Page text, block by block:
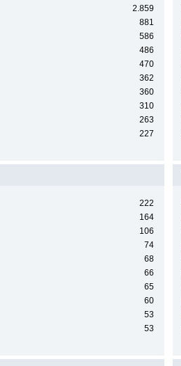
2.859
881
586
486
470
362
360
310
263
227
222
164
106
74
68
66
65
60
53
53